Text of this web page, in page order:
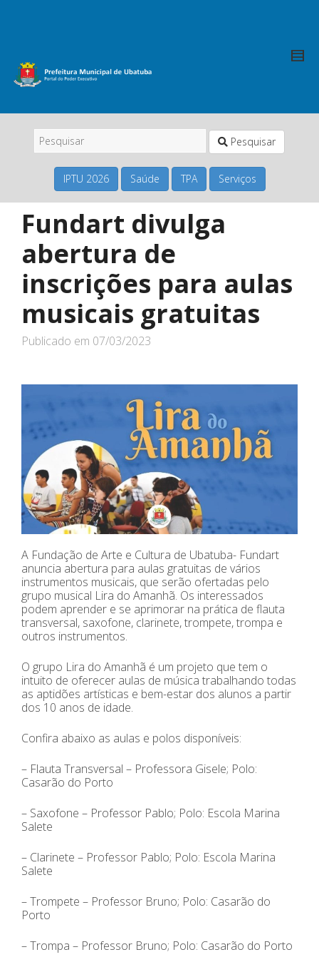
Pesquisar
IPTU 2026 Saúde TPA Serviços
Fundart divulga
abertura de
inscrições para aulas
musicais gratuitas
Publicado em 07/03/2023
A Fundação de Arte e Cultura de Ubatuba- Fundart
anuncia abertura para aulas gratuitas de vários
instrumentos musicais, que serão ofertadas pelo
grupo musical Lira do Amanhã. Os interessados
podem aprender e se aprimorar na prática de flauta
transversal, saxofone, clarinete, trompete, trompa e
outros instrumentos.
O grupo Lira do Amanhã é um projeto que tem o
intuito de oferecer aulas de música trabalhando todas
as aptidões artísticas e bem-estar dos alunos a partir
dos 10 anos de idade.
Confira abaixo as aulas e polos disponíveis:
– Flauta Transversal – Professora Gisele; Polo:
Casarão do Porto
– Saxofone – Professor Pablo; Polo: Escola Marina
Salete
– Clarinete – Professor Pablo; Polo: Escola Marina
Salete
– Trompete – Professor Bruno; Polo: Casarão do
Porto
– Trompa – Professor Bruno; Polo: Casarão do Porto